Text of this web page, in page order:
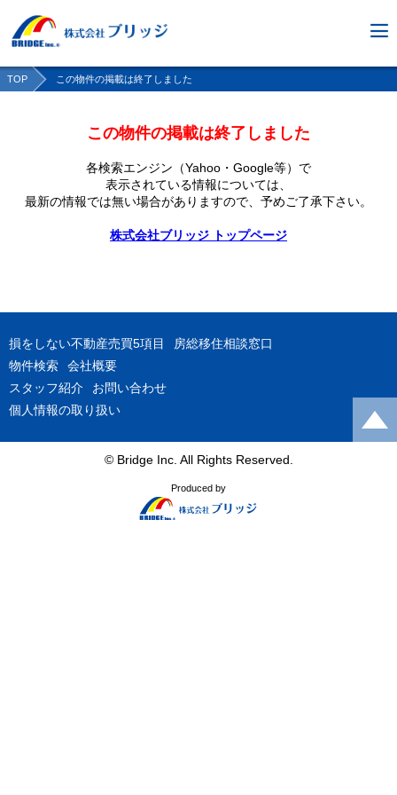
TOP この物件の掲載は終了しました
この物件の掲載は終了しました
各検索エンジン（Yahoo・Google等）で
表示されている情報については、
最新の情報では無い場合がありますので、 予めご了承下さい。
株式会社ブリッジ トップページ
損をしない不動産売買5項目
房総移住相談窓口
物件検索
会社概要
スタッフ紹介
お問い合わせ
個人情報の取り扱い
© Bridge Inc. All Rights Reserved.
Produced by